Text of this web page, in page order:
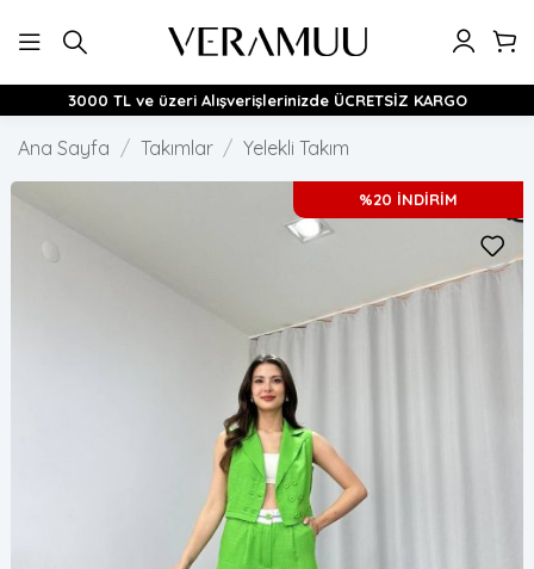
atla
3000 TL ve üzeri Alışverişlerinizde ÜCRETSİZ KARGO
Ana Sayfa / Takımlar / Yelekli Takım
%20 İNDİRİM